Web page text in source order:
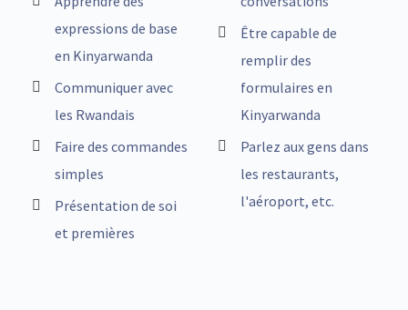
expressions de base
en Kinyarwanda
Communiquer avec
les Rwandais
Faire des commandes
simples
Présentation de soi
et premières
Être capable de
remplir des
formulaires en
Kinyarwanda
Parlez aux gens dans
les restaurants,
l'aéroport, etc.